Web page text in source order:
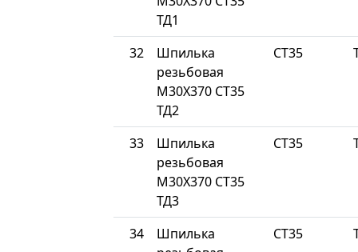
ТД1
32
Шпилька
резьбовая
М30Х370 СТ35
ТД2
СТ35
33
Шпилька
резьбовая
М30Х370 СТ35
ТД3
СТ35
34
Шпилька
СТ35